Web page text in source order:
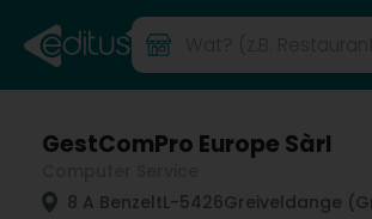
GestComPro Europe Sàrl
8 A BenzeltL-5426Greiveldange